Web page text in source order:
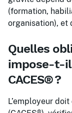
(formation,
organisation), et
Quelles
impose-t-il
CACES® ?
L’employeur